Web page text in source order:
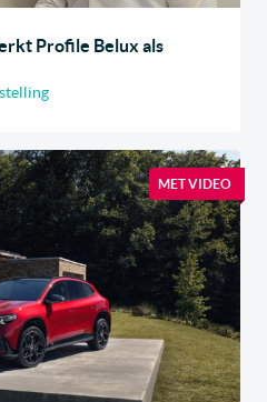
Profile Belux als
MET VIDEO